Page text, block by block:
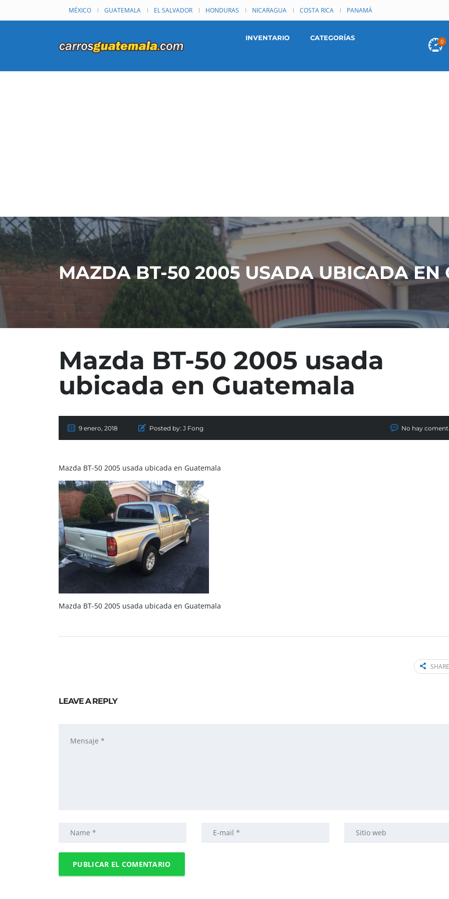
MÉXICO GUATEMALA EL SALVADOR HONDURAS NICARAGUA COSTA RICA PANAMÁ
0
INVENTARIO CATEGORÍAS
MAZDA BT-50 2005 USADA UBICADA EN
Mazda BT-50 2005 usada
ubicada en Guatemala
9 enero, 2018 Posted by: J Fong No hay
Mazda BT-50 2005 usada ubicada en Guatemala
Mazda BT-50 2005 usada ubicada en Guatemala
LEAVE A REPLY